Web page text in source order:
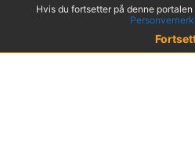
Hvis du fortsetter på denne